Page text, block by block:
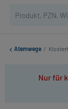
Atemwege /
Nur für